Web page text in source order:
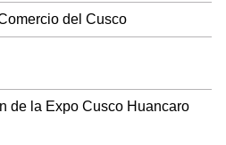
del Cusco
de la Expo Cusco Huancaro